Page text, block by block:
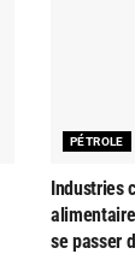
PÉTROLE
Industries
se passer